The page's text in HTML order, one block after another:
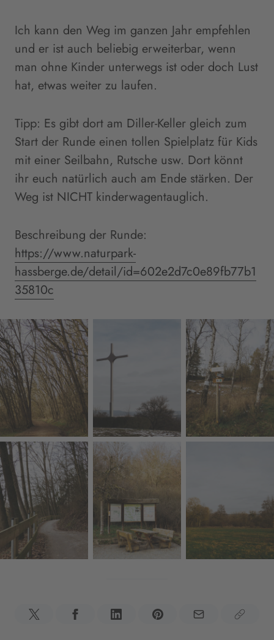
Ich kann den Weg im ganzen Jahr empfehlen
und er ist auch beliebig erweiterbar, wenn
man ohne Kinder unterwegs ist oder doch Lust
hat, etwas weiter zu laufen.
Tipp: Es gibt dort am Diller-Keller gleich zum
Start der Runde einen tollen Spielplatz für Kids
mit einer Seilbahn, Rutsche usw. Dort könnt
ihr euch natürlich auch am Ende stärken. Der
Weg ist NICHT kinderwagentauglich.
Beschreibung der Runde:
https://www.naturpark-
hassberge.de/detail/id=602e2d7c0e89fb77b1
35810c